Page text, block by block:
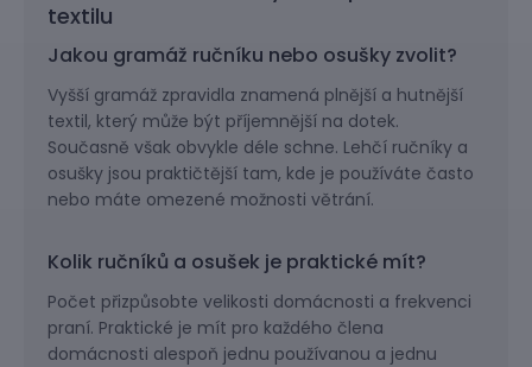
textilu
Jakou gramáž ručníku nebo osušky zvolit?
Vyšší gramáž zpravidla znamená plnější a hutnější
textil, který může být příjemnější na dotek.
Současně však obvykle déle schne. Lehčí ručníky a
osušky jsou praktičtější tam, kde je používáte často
nebo máte omezené možnosti větrání.
Kolik ručníků a osušek je praktické mít?
Počet přizpůsobte velikosti domácnosti a frekvenci
praní. Praktické je mít pro každého člena
domácnosti alespoň jednu používanou a jednu